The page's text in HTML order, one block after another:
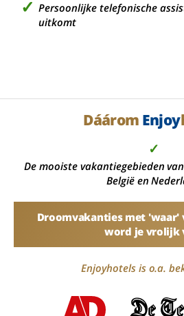
Persoonlijke telefonische
uitkomt
Dáárom Enjoy
✓
De mooiste vakantiegebieden
België en
Droomvakanties met 'waar'
word je vrolijk
Enjoyhotels is o.a.